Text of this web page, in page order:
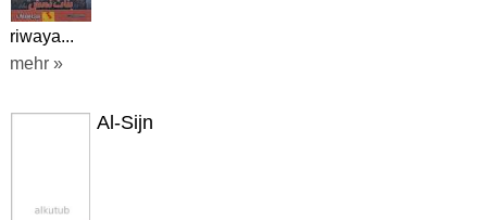
riwaya...
mehr »
Al-Sijn